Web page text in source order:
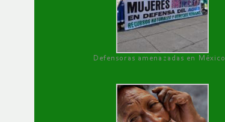
Defensoras amenazadas en México